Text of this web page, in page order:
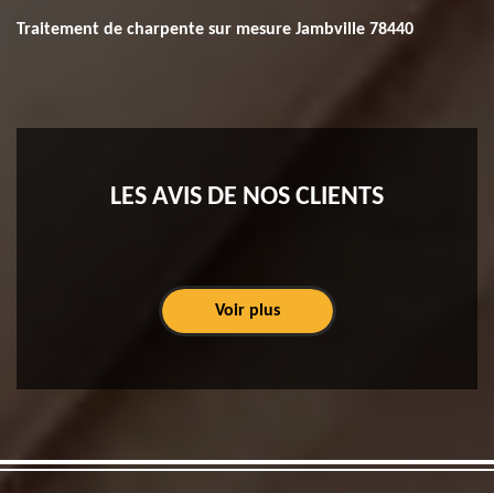
Traitement de charpente sur mesure Jambville 78440
LES AVIS DE NOS CLIENTS
Voir plus